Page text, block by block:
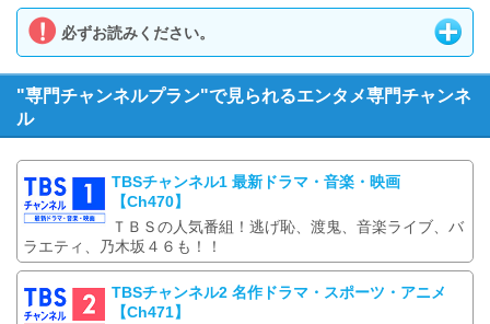
必ずお読みください。
"専門チャンネルプラン"で見られるエンタメ専門チャンネ
ル
TBSチャンネル1 最新ドラマ・音楽・映画
【Ch470】
ＴＢＳの人気番組！逃げ恥、渡鬼、音楽ライブ、バ
ラエティ、乃木坂４６も！！
TBSチャンネル2 名作ドラマ・スポーツ・アニメ
【Ch471】